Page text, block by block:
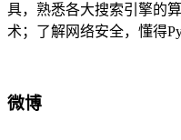
具，熟悉各大搜索引擎的
术；了解网络安全，懂得
微博